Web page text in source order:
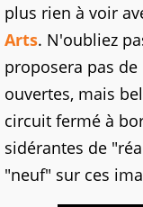
plus rien à voir
Arts. N'oubliez
proposera pas
ouvertes, mais
circuit fermé à
sidérantes de
"neuf" sur ces